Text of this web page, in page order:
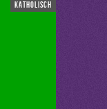
katholisch